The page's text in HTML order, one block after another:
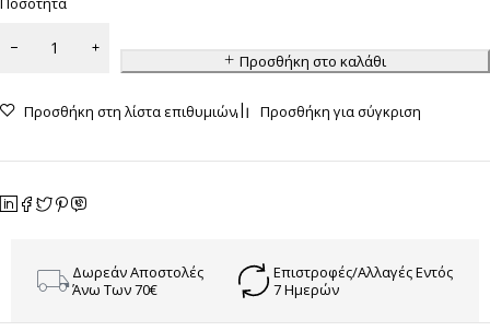
Προσθήκη στο καλάθι
Προσθήκη στη λίστα επιθυμιών Προσθήκη για σύγκριση
Δωρεάν Αποστολές
Άνω Των 70€
Επιστροφές/Αλλαγές Εντός
7 Ημερών